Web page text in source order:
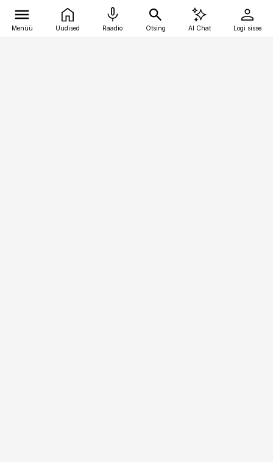
Menüü Uudised Raadio Otsing AI Chat Logi sisse